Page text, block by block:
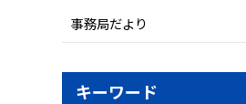
事務局だより
キーワード